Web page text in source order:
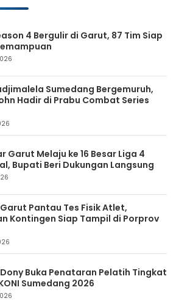
4 Bergulir di Garut, 87 Tim Siap
Sumedang Bergemuruh,
Hadir di Prabu Combat Series
Garut Melaju ke 16 Besar Liga 4
Bupati Beri Dukungan Langsung
Pantau Tes Fisik Atlet,
Kontingen Siap Tampil di Porprov
Buka Penataran Pelatih Tingkat
Sumedang 2026